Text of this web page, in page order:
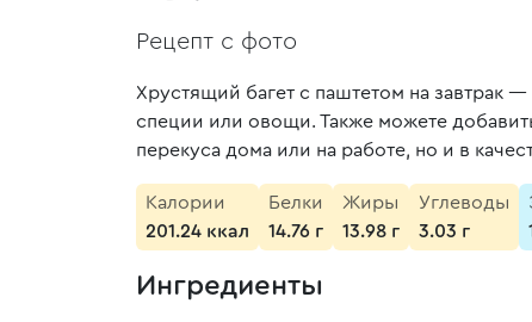
Рецепт с фото
Хрустящий багет с паштетом на завтрак
специи или овощи. Также можете
перекуса дома или на работе, но и в
Калории
201.24 ккал
Белки
14.76 г
Жиры
13.98 г
Углеводы
3.03 г
Ингредиенты